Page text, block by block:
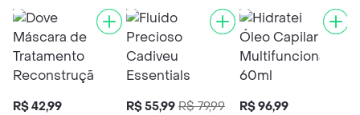
R$ 42,99 R$ 55,99 R$ 79,99 R$ 96,99